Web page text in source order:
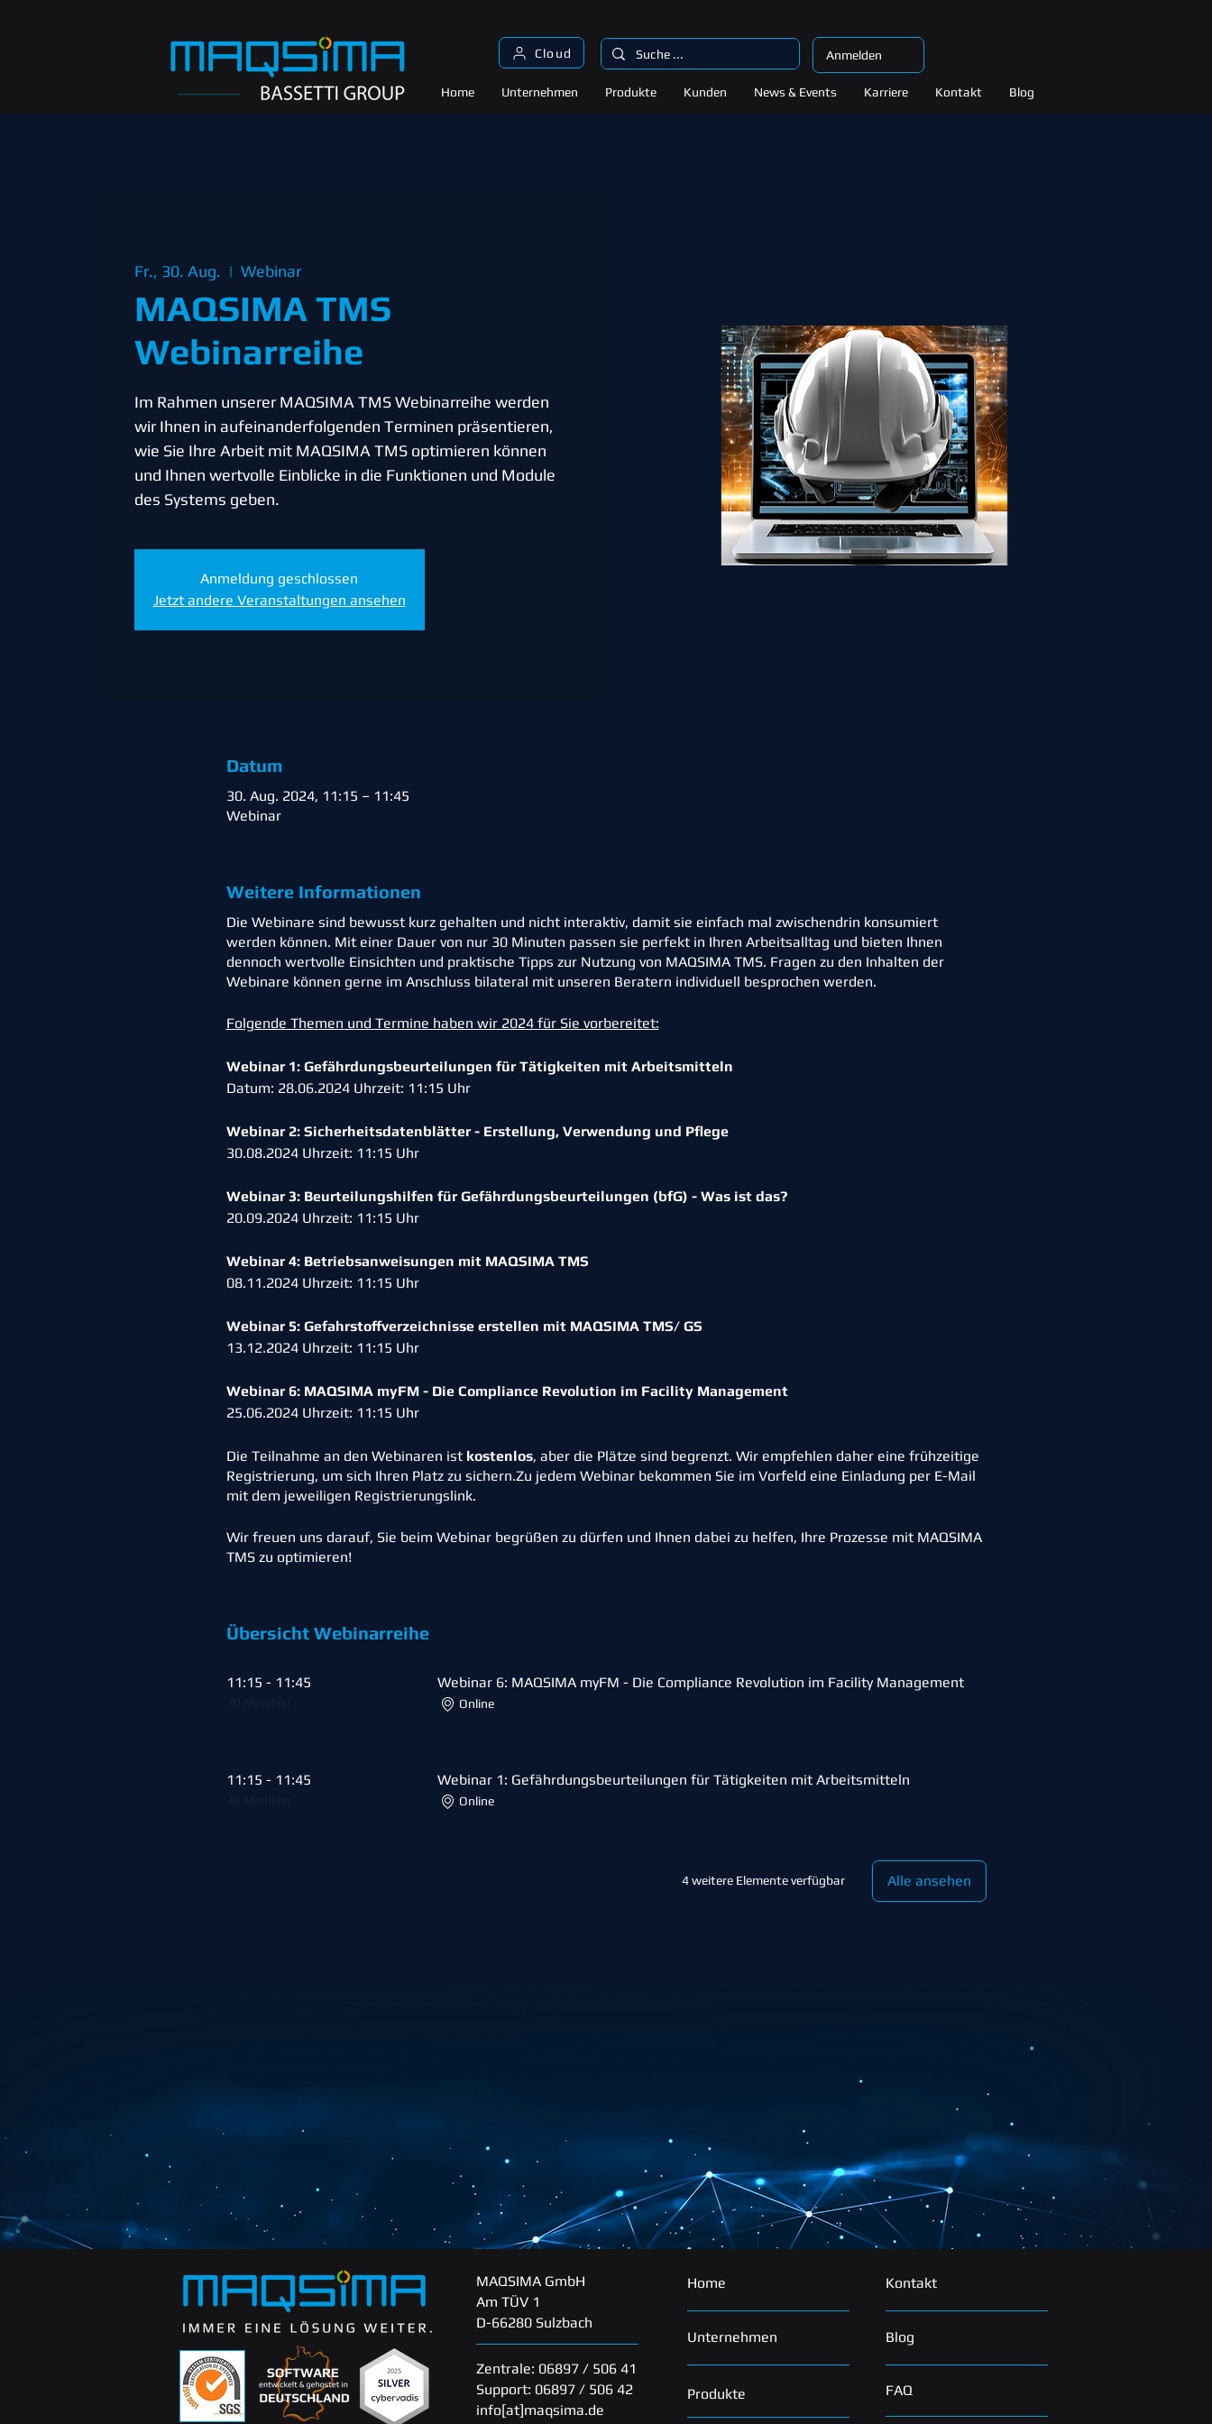
Cloud
Home Unternehmen Produkte Kunden News & Events Karriere Kontakt Blog
Anmelden
Fr., 30. Aug.
  |
Webinar
MAQSIMA TMS
Webinarreihe
Im Rahmen unserer MAQSIMA TMS Webinarreihe werden
wir Ihnen in aufeinanderfolgenden Terminen präsentieren,
wie Sie Ihre Arbeit mit MAQSIMA TMS optimieren können
und Ihnen wertvolle Einblicke in die Funktionen und Module
des Systems geben.
Anmeldung geschlossen
Jetzt andere Veranstaltungen ansehen
Datum
30. Aug. 2024, 11:15 – 11:45
Webinar
Weitere Informationen
Die Webinare sind bewusst kurz gehalten und nicht interaktiv, damit sie einfach mal zwischendrin konsumiert
werden können. Mit einer Dauer von nur 30 Minuten passen sie perfekt in Ihren Arbeitsalltag und bieten Ihnen
dennoch wertvolle Einsichten und praktische Tipps zur Nutzung von MAQSIMA TMS. Fragen zu den Inhalten der
Webinare können gerne im Anschluss bilateral mit unseren Beratern individuell besprochen werden.
Folgende Themen und Termine haben wir 2024 für Sie vorbereitet:
Webinar 1: Gefährdungsbeurteilungen für Tätigkeiten mit Arbeitsmitteln
Datum: 28.06.2024 Uhrzeit: 11:15 Uhr
Webinar 2: Sicherheitsdatenblätter - Erstellung, Verwendung und Pflege
30.08.2024 Uhrzeit: 11:15 Uhr
Webinar 3: Beurteilungshilfen für Gefährdungsbeurteilungen (bfG) - Was ist das?
20.09.2024 Uhrzeit: 11:15 Uhr
Webinar 4: Betriebsanweisungen mit MAQSIMA TMS
08.11.2024 Uhrzeit: 11:15 Uhr
Webinar 5: Gefahrstoffverzeichnisse erstellen mit MAQSIMA TMS/ GS
13.12.2024 Uhrzeit: 11:15 Uhr
Webinar 6: MAQSIMA myFM - Die Compliance Revolution im Facility Management
25.06.2024 Uhrzeit: 11:15 Uhr
Die Teilnahme an den Webinaren ist kostenlos, aber die Plätze sind begrenzt. Wir empfehlen daher eine frühzeitige
Registrierung, um sich Ihren Platz zu sichern.Zu jedem Webinar bekommen Sie im Vorfeld eine Einladung per E-Mail
mit dem jeweiligen Registrierungslink.
Wir freuen uns darauf, Sie beim Webinar begrüßen zu dürfen und Ihnen dabei zu helfen, Ihre Prozesse mit MAQSIMA
TMS zu optimieren!
Übersicht Webinarreihe
11:15 - 11:45 Webinar 6: MAQSIMA myFM - Die Compliance Revolution im Facility Management
Online
11:15 - 11:45 Webinar 1: Gefährdungsbeurteilungen für Tätigkeiten mit Arbeitsmitteln
Online
4 weitere Elemente verfügbar Alle ansehen
MAQSIMA GmbH
Am TÜV 1
D-66280 Sulzbach
Zentrale: 06897 / 506 41
Support: 06897 / 506 42
info[at]maqsima.de
Home
Unternehmen
Produkte
Kontakt
Blog
FAQ